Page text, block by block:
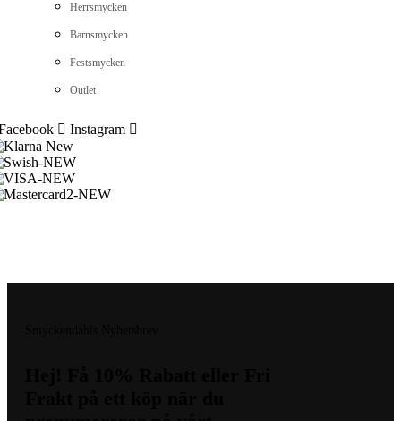
Herrsmycken
Barnsmycken
Festsmycken
Outlet
Instagram